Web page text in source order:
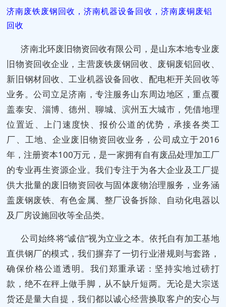
济南废铁废钢回收，济南机器设备回收，济南废铜废铝
回收
济南北环废旧物资回收有限公司，是山东本地专业废
旧物资回收企业，主营废铁废钢回收、废铜废铝回收、
新旧钢材回收、工业机器设备回收、配电柜开关回收等
业务。公司立足济南，专注服务山东周边地区，重点覆
盖泰安、淄博、德州、聊城、滨州五大城市，凭借地理
位置近、上门速度快、报价公道的优势，承接各类工
厂、工地、企业废旧物资回收业务，公司成立于2016
年，注册资本100万元，是一家拥有自有废品处理加工厂
的专业再生资源企业。我们专注于为各大企业及工厂提
供大批量的废旧物资回收与固体废物治理服务，业务涵
盖废钢废铁、有色金属、整厂设备拆除、自动化电器以
及厂房设施回收等全品类。
公司始终将“诚信”视为立业之本。依托自有加工基地
直供钢厂的模式，我们摒弃了一切行业潜规则与套路，
确保价格公道透明。我们郑重承诺：坚持实地过磅打
款，绝不在秤上做手脚，从不缺斤短两。无论是大宗送
货还是量大自提，我们都以诚心经营换取客户的安心与